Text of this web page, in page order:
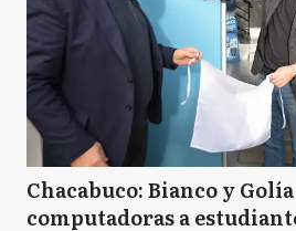
Chacabuco: Bianco y
computadoras a